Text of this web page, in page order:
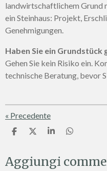
landwirtschaftlichem Grund
ein Steinhaus: Projekt,
Genehmigungen.
Haben Sie ein Grundstück
Gehen Sie kein Risiko ein.
technische Beratung, bevor
« Precedente
C
d
i
C
d
i
C
d
i
C
d
i
Aggiungi